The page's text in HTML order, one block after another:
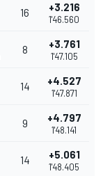
16 +3.216
1'46.560
8 +3.761
1'47.105
14 +4.527
1'47.871
9 +4.797
1'48.141
14 +5.061
1'48.405